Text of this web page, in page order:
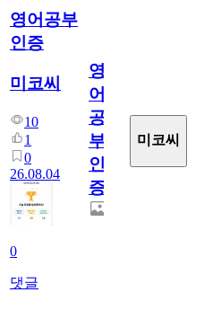
영어공부
인증
미코씨
10
1
0
26.08.04
0
댓글
영
어
공
부
인
증
미코씨